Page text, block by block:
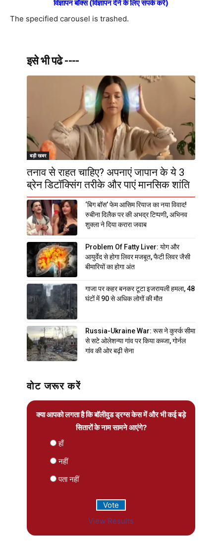
विज्ञापन बॉक्स (विज्ञापन देने के लिए संपर्क करें)
The specified carousel is trashed.
इसे भी पढे ----
बड़ी खबर
तनाव से राहत चाहिए? अपनाएं जापान के ये 3
ब्रेन डिटॉक्सिंग तरीके और पाएं मानसिक शांति
‘बिग बॉस’ फेम आसिम रियाज का नया विवाद!
रुबीना दिलैक पर की अभद्र टिप्पणी, अभिनव
शुक्ला ने दिया करारा जवाब
Problem Of Fatty Liver: योग और
आयुर्वेद से होगा लिवर मजबूत, फैटी लिवर जैसी
बीमारियों का होगा अंत
गाजा पर कहर बनकर टूटा इजरायली हमला, 48
घंटों में 90 से अधिक लोगों की मौत
Russia-Ukraine War: रूस ने कुर्स्क सीमा
से सटे ओलेशन्या गांव पर किया कब्जा, गोर्नल
गांव की ओर बढ़ी सेना
वोट जरूर करें
क्या आपको लगता है कि बॉलीवुड ड्रग्स केस में और भी कई बड़े
सितारों के नाम सामने आएंगे?
हाँ
नहीं
पता नहीं
View Results